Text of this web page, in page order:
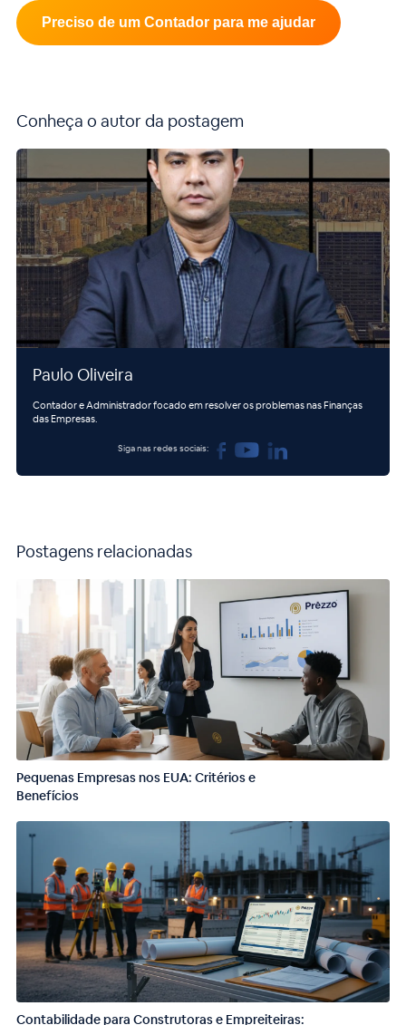
Preciso de um Contador para me ajudar
Conheça o autor da postagem
Paulo Oliveira
Contador e Administrador focado em resolver os problemas nas Finanças
das Empresas.
Siga nas redes sociais:
Postagens relacionadas
Pequenas Empresas nos EUA: Critérios e
Benefícios
Contabilidade para Construtoras e Empreiteiras: